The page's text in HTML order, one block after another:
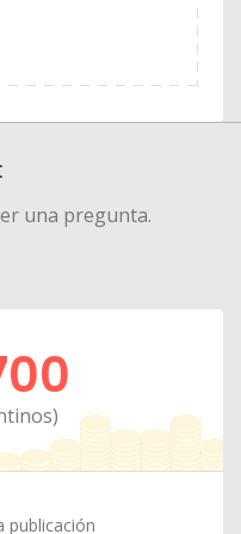
una pregunta.
publicación